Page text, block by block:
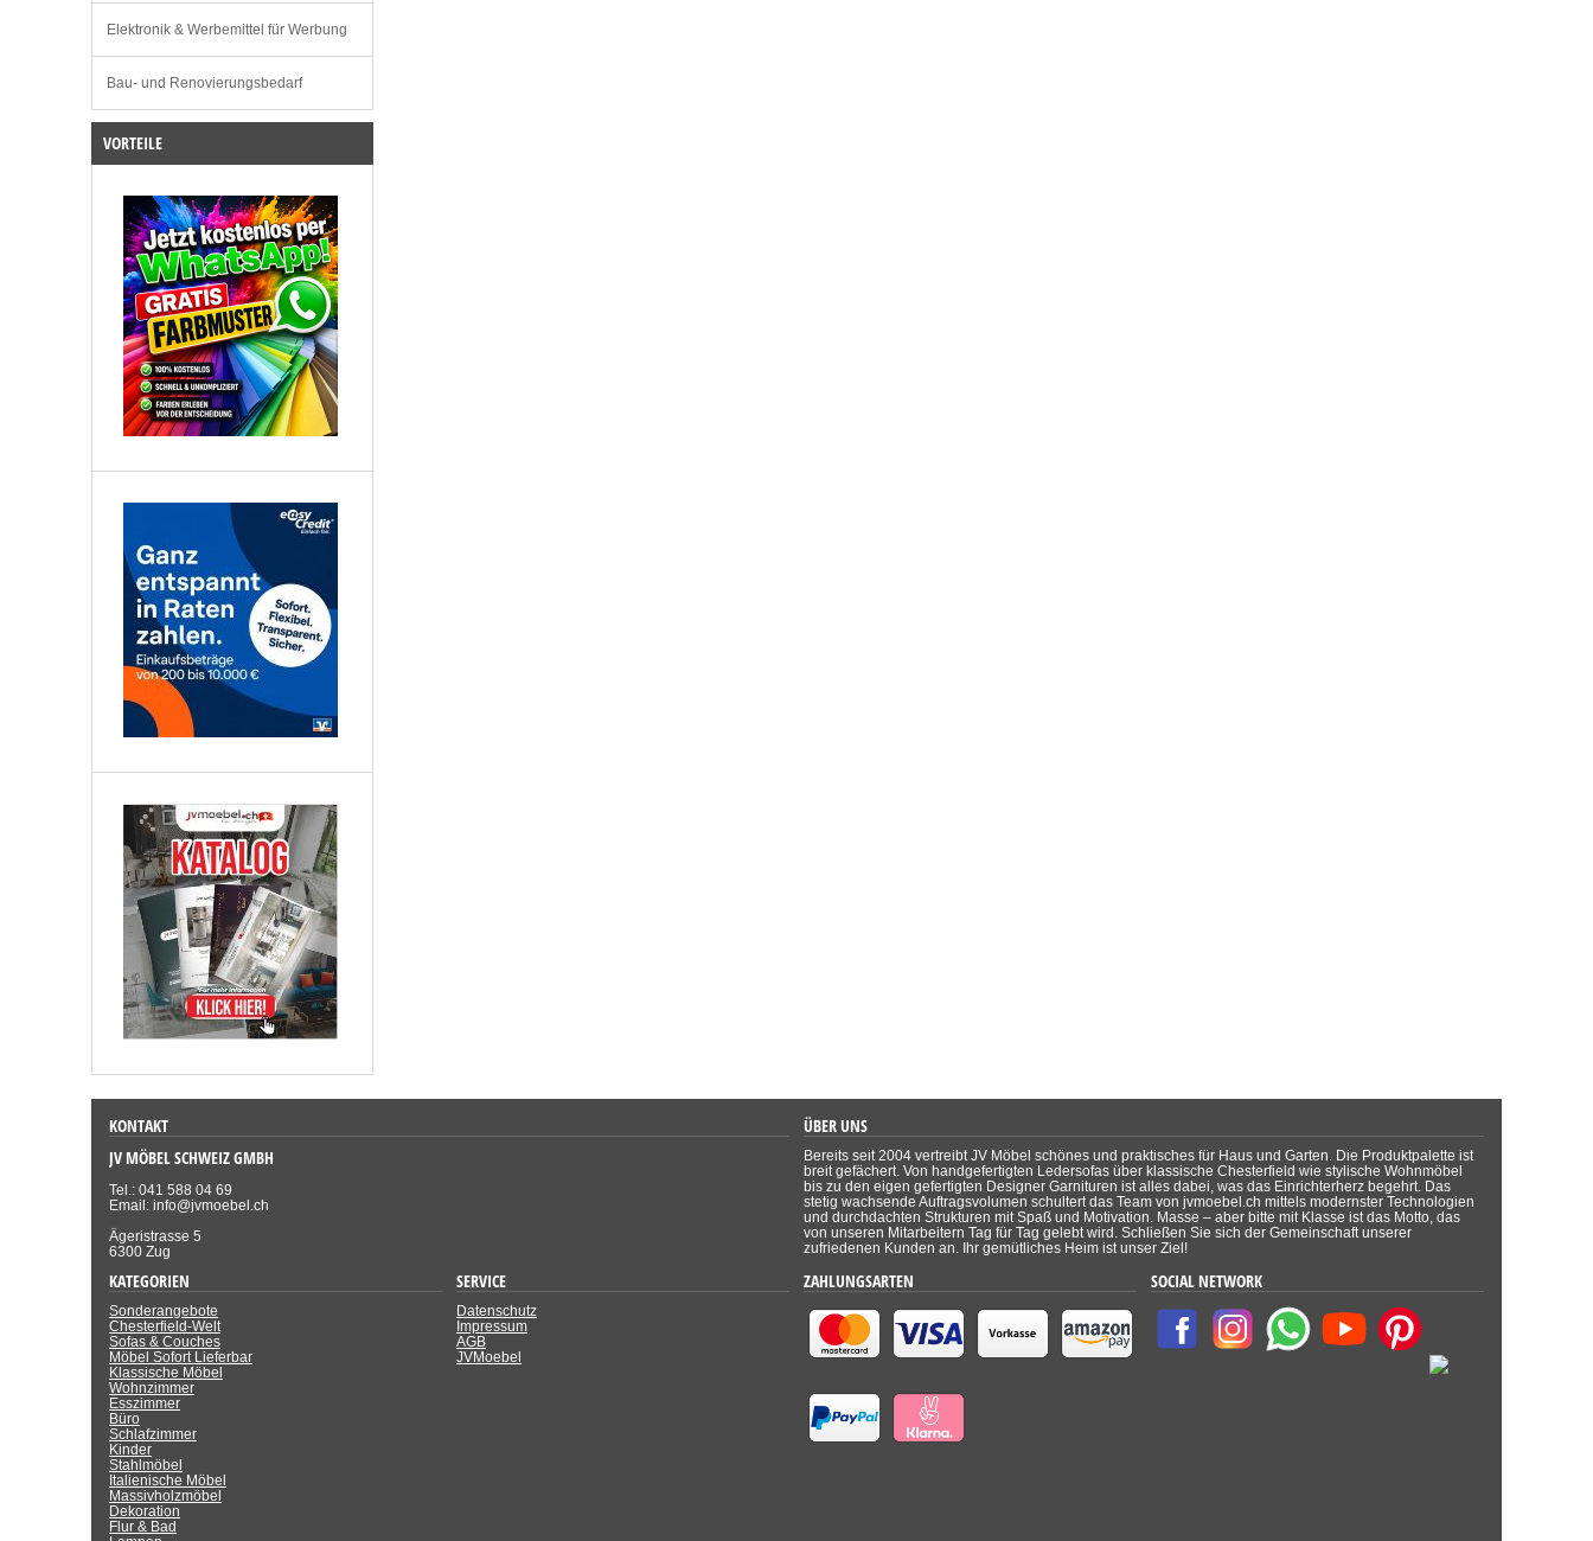
Elektronik & Werbemittel für Werbung
Bau- und Renovierungsbedarf
VORTEILE
KONTAKT
JV MÖBEL SCHWEIZ GMBH
Tel.: 041 588 04 69
Email: info@jvmoebel.ch
Ägeristrasse 5
6300 Zug
ÜBER UNS
Bereits seit 2004 vertreibt JV Möbel schönes und praktisches für Haus und Garten. Die Produktpalette ist
breit gefächert. Von handgefertigten Ledersofas über klassische Chesterfield wie stylische Wohnmöbel
bis zu den eigen gefertigten Designer Garnituren ist alles dabei, was das Einrichterherz begehrt. Das
stetig wachsende Auftragsvolumen schultert das Team von jvmoebel.ch mittels modernster Technologien
und durchdachten Strukturen mit Spaß und Motivation. Masse – aber bitte mit Klasse ist das Motto, das
von unseren Mitarbeitern Tag für Tag gelebt wird. Schließen Sie sich der Gemeinschaft unserer
zufriedenen Kunden an. Ihr gemütliches Heim ist unser Ziel!
KATEGORIEN
Sonderangebote
Chesterfield-Welt
Sofas & Couches
Möbel Sofort Lieferbar
Klassische Möbel
Wohnzimmer
Esszimmer
Büro
Schlafzimmer
Kinder
Stahlmöbel
Italienische Möbel
Massivholzmöbel
Dekoration
Flur & Bad
SERVICE
Datenschutz
Impressum
AGB
JVMoebel
ZAHLUNGSARTEN SOCIAL NETWORK